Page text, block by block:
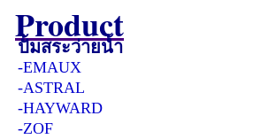
Product
ปั้มสระว่ายน้ำ
-EMAUX
-ASTRAL
-HAYWARD
-ZOF